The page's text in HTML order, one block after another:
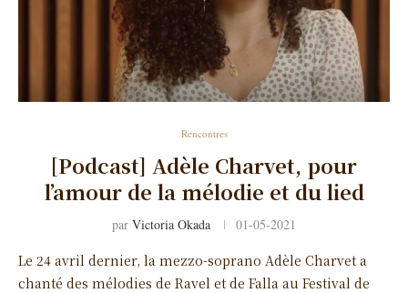
Rencontres
[Podcast] Adèle Charvet, pour
l’amour de la mélodie et du lied
par Victoria Okada 01-05-2021
Le 24 avril dernier, la mezzo-soprano Adèle Charvet a
chanté des mélodies de Ravel et de Falla au Festival de